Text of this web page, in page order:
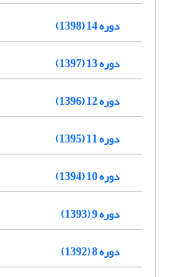
دوره 14 (1398)
دوره 13 (1397)
دوره 12 (1396)
دوره 11 (1395)
دوره 10 (1394)
دوره 9 (1393)
دوره 8 (1392)